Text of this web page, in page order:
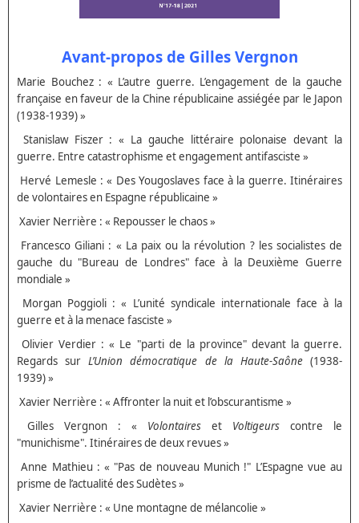
Avant-propos de Gilles Vergnon
Marie Bouchez : « L’autre guerre. L’engagement de la gauche
française en faveur de la Chine républicaine assiégée par le Japon
(1938-1939) »
Stanislaw Fiszer : « La gauche littéraire polonaise devant la
guerre. Entre catastrophisme et engagement antifasciste »
Hervé Lemesle : « Des Yougoslaves face à la guerre. Itinéraires
de volontaires en Espagne républicaine »
Xavier Nerrière : « Repousser le chaos »
Francesco Giliani : « La paix ou la révolution ? les socialistes de
gauche du "Bureau de Londres" face à la Deuxième Guerre
mondiale »
Morgan Poggioli : « L’unité syndicale internationale face à la
guerre et à la menace fasciste »
Olivier Verdier : « Le "parti de la province" devant la guerre.
Regards surL’Union démocratique de la Haute-Saône(1938-
1939) »
Xavier Nerrière : « Affronter la nuit et l’obscurantisme »
Gilles Vergnon : « Volontaires et Voltigeurs contre le
"munichisme". Itinéraires de deux revues »
Anne Mathieu : « "Pas de nouveau Munich !" L’Espagne vue au
prisme de l’actualité des Sudètes »
Xavier Nerrière : « Une montagne de mélancolie »